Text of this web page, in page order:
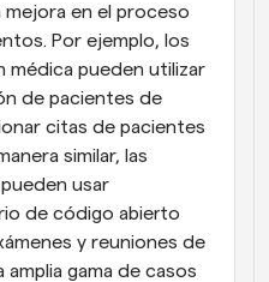
mejora en el proceso
Por ejemplo, los
pueden utilizar
de pacientes de
citas de pacientes
similar, las
usar
de código abierto
y reuniones de
gama de casos